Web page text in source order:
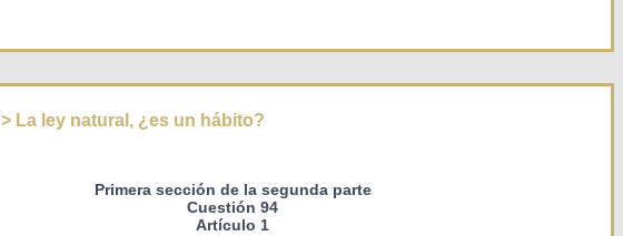
> La ley natural, ¿es un hábito?
Primera sección de la segunda parte
Cuestión 94
Artículo 1